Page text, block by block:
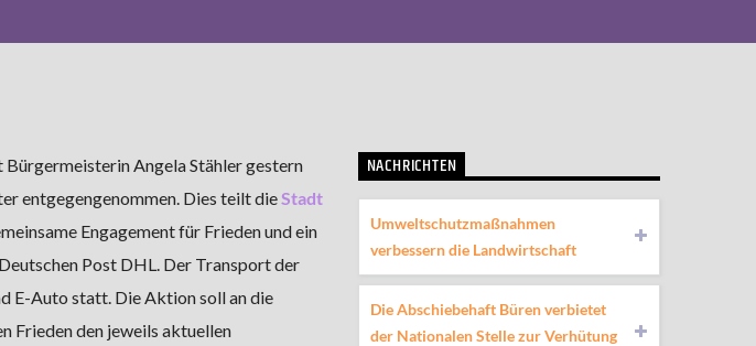
Angela Stähler gestern
entgegengenommen. Dies teilt dieStadt
Engagement für Frieden und ein
Post DHL. Der Transport der
E-Auto statt. Die Aktion soll an die
Frieden den jeweils aktuellen
NACHRICHTEN
Umweltschutzmaßnahmen
verbessern die Landwirtschaft
Die Abschiebehaft Büren verbietet
der Nationalen Stelle zur Verhütung